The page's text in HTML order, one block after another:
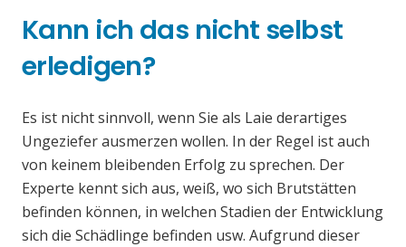
Kann ich das nicht selbst
erledigen?
Es ist nicht sinnvoll, wenn Sie als Laie derartiges
Ungeziefer ausmerzen wollen. In der Regel ist auch
von keinem bleibenden Erfolg zu sprechen. Der
Experte kennt sich aus, weiß, wo sich Brutstätten
befinden können, in welchen Stadien der Entwicklung
sich die Schädlinge befinden usw. Aufgrund dieser